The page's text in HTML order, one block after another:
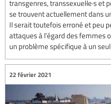
transgenres, transsexuel·le·s et
se trouvent actuellement dans
Il serait toutefois erroné et peu
attaques à l’égard des femmes
un problème spécifique à un
22 février 2021